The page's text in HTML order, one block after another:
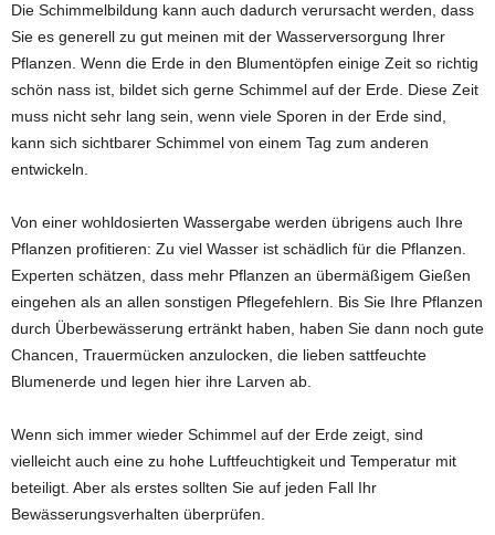
Die Schimmelbildung kann auch dadurch verursacht werden, dass
Sie es generell zu gut meinen mit der Wasserversorgung Ihrer
Pflanzen. Wenn die Erde in den Blumentöpfen einige Zeit so richtig
schön nass ist, bildet sich gerne Schimmel auf der Erde. Diese Zeit
muss nicht sehr lang sein, wenn viele Sporen in der Erde sind,
kann sich sichtbarer Schimmel von einem Tag zum anderen
entwickeln.
Von einer wohldosierten Wassergabe werden übrigens auch Ihre
Pflanzen profitieren: Zu viel Wasser ist schädlich für die Pflanzen.
Experten schätzen, dass mehr Pflanzen an übermäßigem Gießen
eingehen als an allen sonstigen Pflegefehlern. Bis Sie Ihre Pflanzen
durch Überbewässerung ertränkt haben, haben Sie dann noch gute
Chancen, Trauermücken anzulocken, die lieben sattfeuchte
Blumenerde und legen hier ihre Larven ab.
Wenn sich immer wieder Schimmel auf der Erde zeigt, sind
vielleicht auch eine zu hohe Luftfeuchtigkeit und Temperatur mit
beteiligt. Aber als erstes sollten Sie auf jeden Fall Ihr
Bewässerungsverhalten überprüfen.